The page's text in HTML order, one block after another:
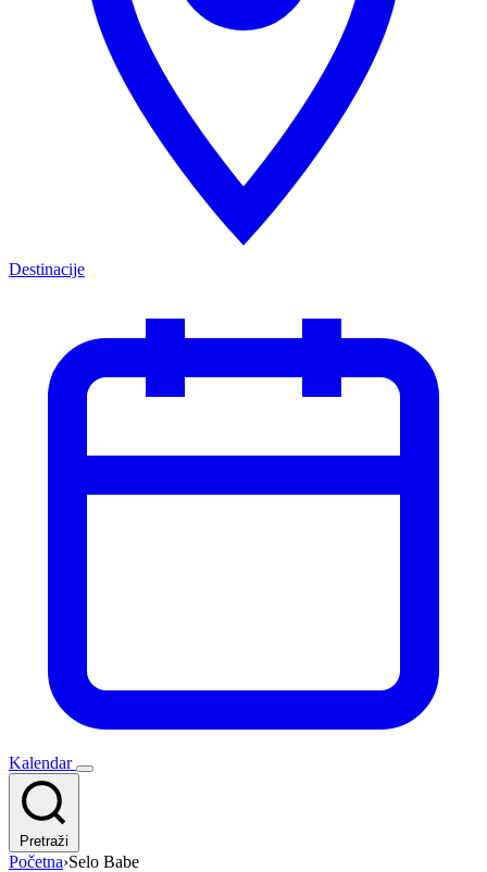
Destinacije
Kalendar
Pretraži
Početna›Selo Babe